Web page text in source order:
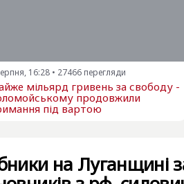
16:28 • 27466 перегляди
мільярд гривень за свободу -
продовжили
під вартою
на Луганщині